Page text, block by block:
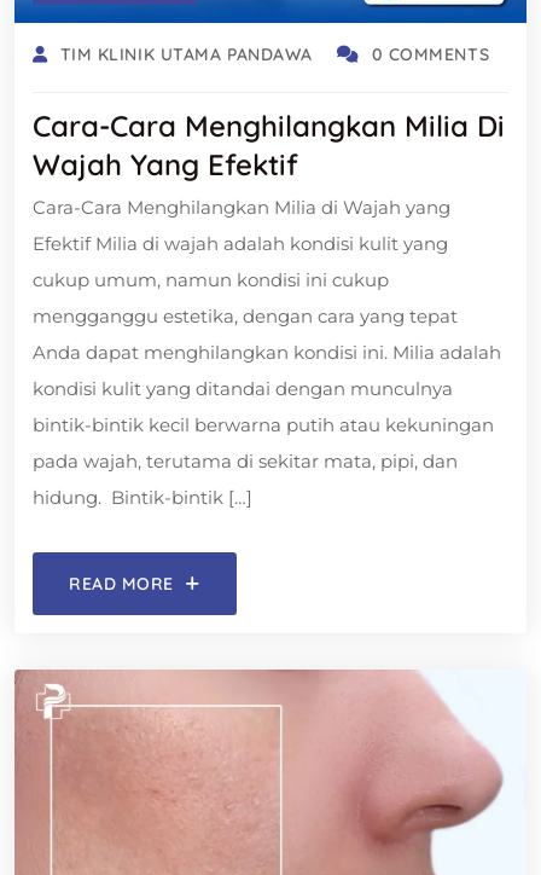
TIM KLINIK UTAMA PANDAWA 0 COMMENTS
Cara-Cara Menghilangkan Milia Di
Wajah Yang Efektif
Cara-Cara Menghilangkan Milia di Wajah yang
Efektif Milia di wajah adalah kondisi kulit yang
cukup umum, namun kondisi ini cukup
mengganggu estetika, dengan cara yang tepat
Anda dapat menghilangkan kondisi ini. Milia adalah
kondisi kulit yang ditandai dengan munculnya
bintik-bintik kecil berwarna putih atau kekuningan
pada wajah, terutama di sekitar mata, pipi, dan
hidung. Bintik-bintik […]
READ MORE